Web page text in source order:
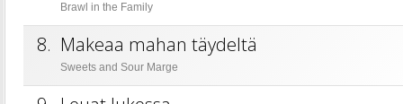
Brawl in the Family
8. Makeaa mahan täydeltä
Sweets and Sour Marge